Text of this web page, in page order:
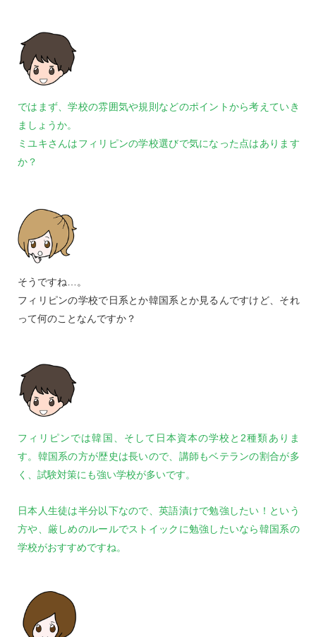
ではまず、学校の雰囲気や規則などのポイントから考えていき
ましょうか。
ミユキさんはフィリピンの学校選びで気になった点はあります
か？
そうですね…。
フィリピンの学校で日系とか韓国系とか見るんですけど、それ
って何のことなんですか？
フィリピンでは韓国、そして日本資本の学校と2種類ありま
す。韓国系の方が歴史は長いので、講師もベテランの割合が多
く、試験対策にも強い学校が多いです。
日本人生徒は半分以下なので、英語漬けで勉強したい！という
方や、厳しめのルールでストイックに勉強したいなら韓国系の
学校がおすすめですね。